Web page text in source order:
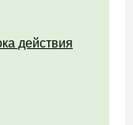
действия